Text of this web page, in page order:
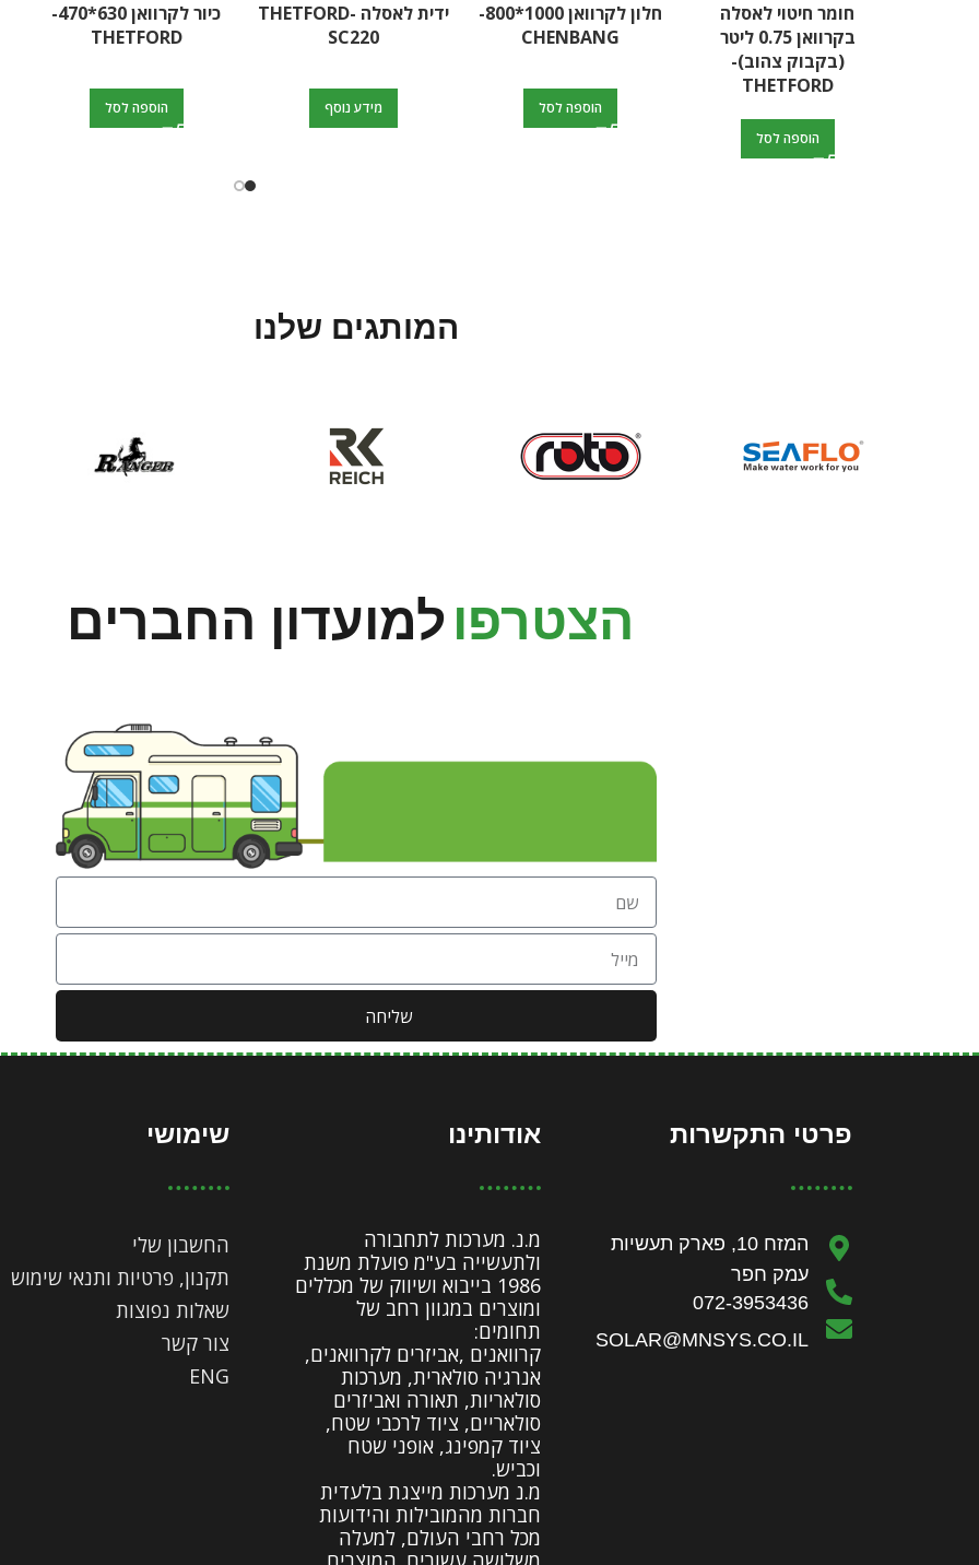
חומר חיטוי לאסלה
בקרוואן 0.75 ליטר
(בקבוק צהוב)-
THETFORD
הוספה לסל
חלון לקרוואן 1000*800-
CHENBANG
הוספה לסל
ידית לאסלה THETFORD-
SC220
מידע נוסף
כיור לקרוואן 630*470-
THETFORD
הוספה לסל
המותגים שלנו
הצטרפו למועדון החברים
שליחה
פרטי התקשרות
המזח 10, פארק תעשיות
עמק חפר
072-3953436
SOLAR@MNSYS.CO.IL
אודותינו
מ.נ. מערכות לתחבורה
ולתעשייה בע"מ פועלת משנת
1986 בייבוא ושיווק של מכללים
ומוצרים במגוון רחב של
תחומים:
קרוואנים ,אביזרים לקרוואנים,
אנרגיה סולארית, מערכות
סולאריות, תאורה ואביזרים
סולאריים, ציוד לרכבי שטח,
ציוד קמפינג, אופני שטח
וכביש.
מ.נ מערכות מייצגת בלעדית
חברות מהמובילות והידועות
מכל רחבי העולם, למעלה
שימושי
החשבון שלי
תקנון, פרטיות ותנאי שימוש
שאלות נפוצות
צור קשר
ENG